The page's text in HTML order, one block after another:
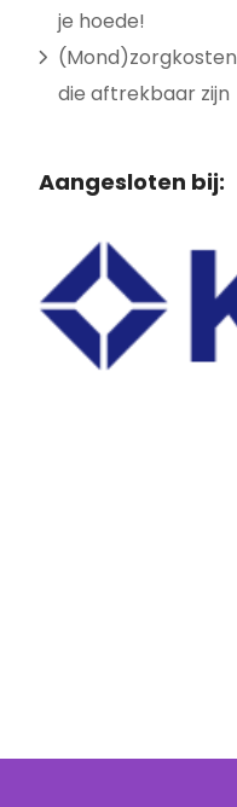
je hoede!
die aftrekbaar zijn
Aangesloten bij: